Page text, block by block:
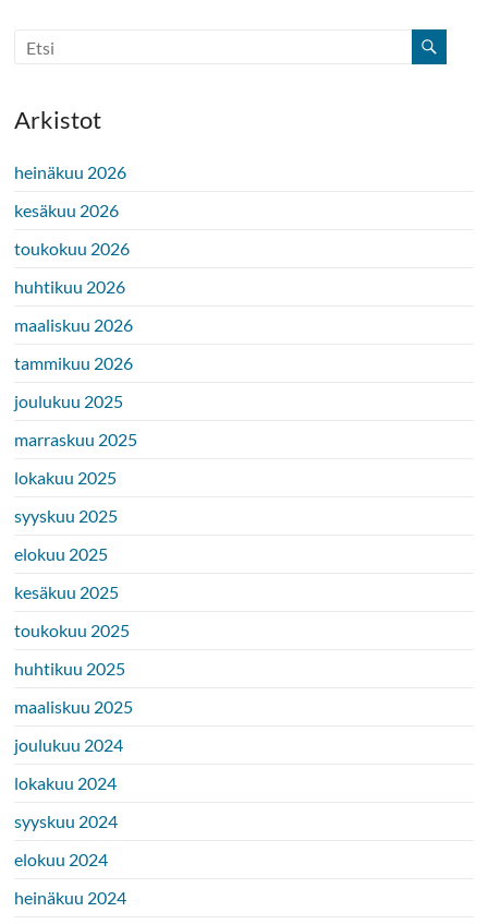
Arkistot
heinäkuu 2026
kesäkuu 2026
toukokuu 2026
huhtikuu 2026
maaliskuu 2026
tammikuu 2026
joulukuu 2025
marraskuu 2025
lokakuu 2025
syyskuu 2025
elokuu 2025
kesäkuu 2025
toukokuu 2025
huhtikuu 2025
maaliskuu 2025
joulukuu 2024
lokakuu 2024
syyskuu 2024
elokuu 2024
heinäkuu 2024